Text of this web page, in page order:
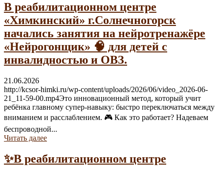
В реабилитационном центре
«Химкинский» г.Солнечногорск
начались занятия на нейротренажёре
«Нейрогонщик» 🧠 для детей с
инвалидностью и ОВЗ.
21.06.2026
http://kcsor-himki.ru/wp-content/uploads/2026/06/video_2026-06-
21_11-59-00.mp4Это инновационный метод, который учит
ребёнка главному супер-навыку: быстро переключаться между
вниманием и расслаблением. 🎮 Как это работает? Надеваем
беспроводной...
Читать далее
✨В реабилитационном центре